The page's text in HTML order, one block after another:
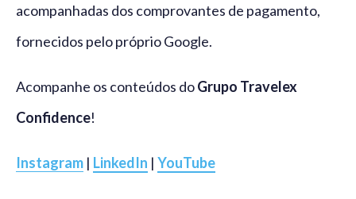
acompanhadas dos comprovantes de pagamento,
fornecidos pelo próprio Google.
Acompanhe os conteúdos doGrupo Travelex
Confidence!
Instagram | LinkedIn | YouTube